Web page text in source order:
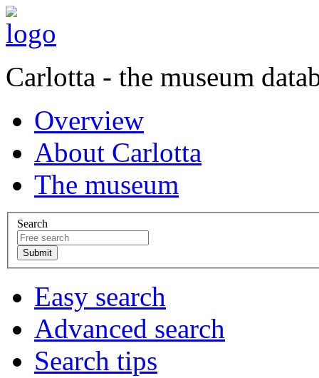
Carlotta - the museum
Overview
About Carlotta
The museum
Search
Easy search
Advanced search
Search tips